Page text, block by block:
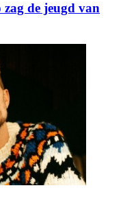
zag de jeugd van